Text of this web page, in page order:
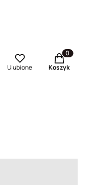
Ulubione
Produkty
Koszyk